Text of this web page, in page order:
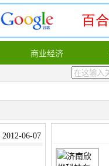
商业经济
06-07